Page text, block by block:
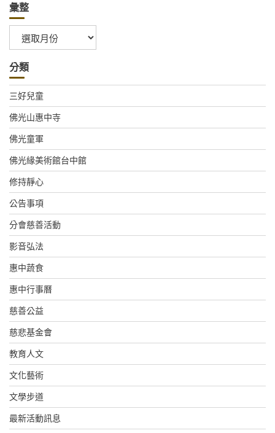
彙整
整
分類
三好兒童
佛光山惠中寺
佛光童軍
佛光緣美術館台中館
修持靜心
公告事項
分會慈善活動
影音弘法
惠中蔬食
惠中行事曆
慈善公益
慈悲基金會
教育人文
文化藝術
文學步道
最新活動訊息